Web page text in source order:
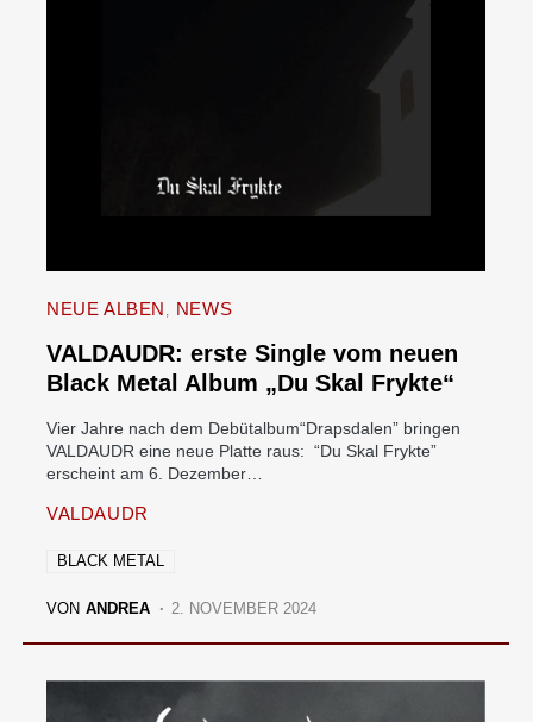
NEUE ALBEN NEWS
VALDAUDR: erste Single vom neuen
Black Metal Album „Du Skal Frykte“
Vier Jahre nach dem Debütalbum“Drapsdalen” bringen
VALDAUDR eine neue Platte raus: “Du Skal Frykte”
erscheint am 6. Dezember…
VALDAUDR
BLACK METAL
VON ANDREA 2. NOVEMBER 2024